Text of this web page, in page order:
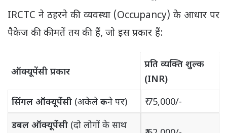
IRCTC ने ठहरने की व्यवस्था (Occupancy) के आधार पर
पैकेज की कीमतें तय की हैं, जो इस प्रकार हैं:
ऑक्यूपेंसी प्रकार
प्रति व्यक्ति शुल्क
(INR)
सिंगल ऑक्यूपेंसी (अकेले रुकने पर)
₹ 75,000/-
डबल ऑक्यूपेंसी (दो लोगों के साथ